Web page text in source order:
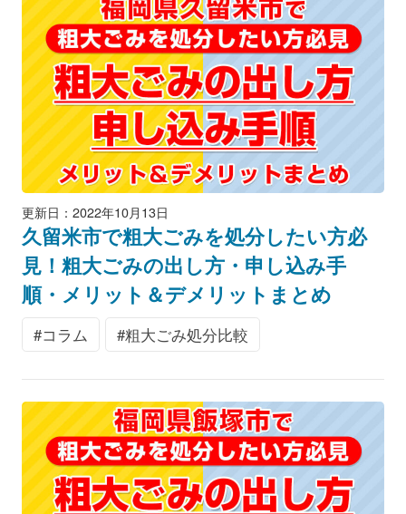
更新日：2022年10月13日
久留米市で粗大ごみを処分したい方必
見！粗大ごみの出し方・申し込み手
順・メリット＆デメリットまとめ
コラム 粗大ごみ処分比較